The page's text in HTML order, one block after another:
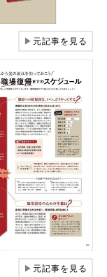
▶元記事を見る
▶元記事を見る